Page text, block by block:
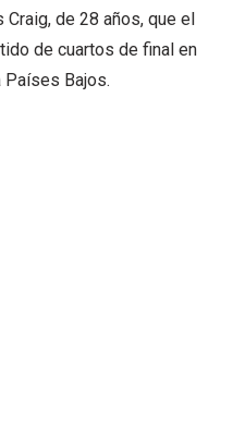
de 28 años, que el
de cuartos de final en
Bajos.